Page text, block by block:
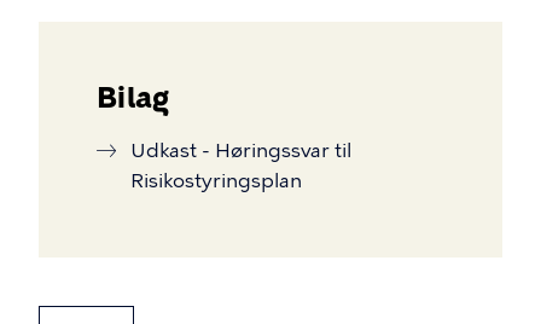
Bilag
Udkast - Høringssvar til
Risikostyringsplan